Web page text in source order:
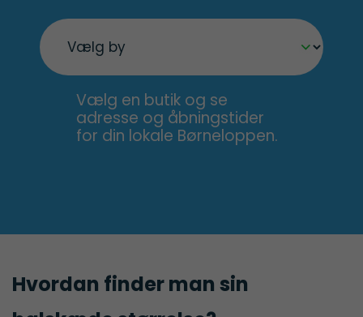
Vælg en butik og se
adresse og åbningstider
for din lokale Børneloppen.
Hvordan finder man sin